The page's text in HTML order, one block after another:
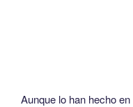
Aunque lo han hecho